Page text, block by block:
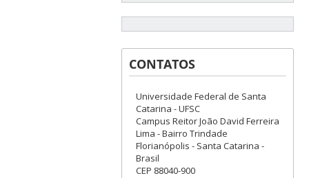
CONTATOS
Universidade Federal de Santa
Catarina - UFSC
Campus Reitor João David Ferreira
Lima - Bairro Trindade
Florianópolis - Santa Catarina -
Brasil
CEP 88040-900